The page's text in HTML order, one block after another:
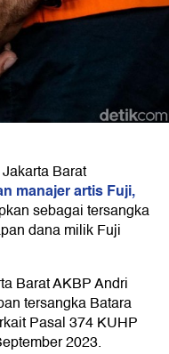
Barat
manajer artis Fuji,
sebagai tersangka
dana milik Fuji
Barat AKBP Andri
tersangka Batara
Pasal 374 KUHP
2023.